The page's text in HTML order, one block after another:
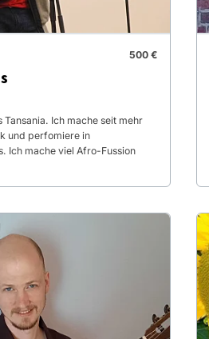
500 €
Tansania. Ich mache seit mehr
und perfomiere in
Ich mache viel Afro-Fussion